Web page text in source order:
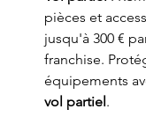
pièces et
jusqu'à 300 €
franchise.
équipements
vol partiel.